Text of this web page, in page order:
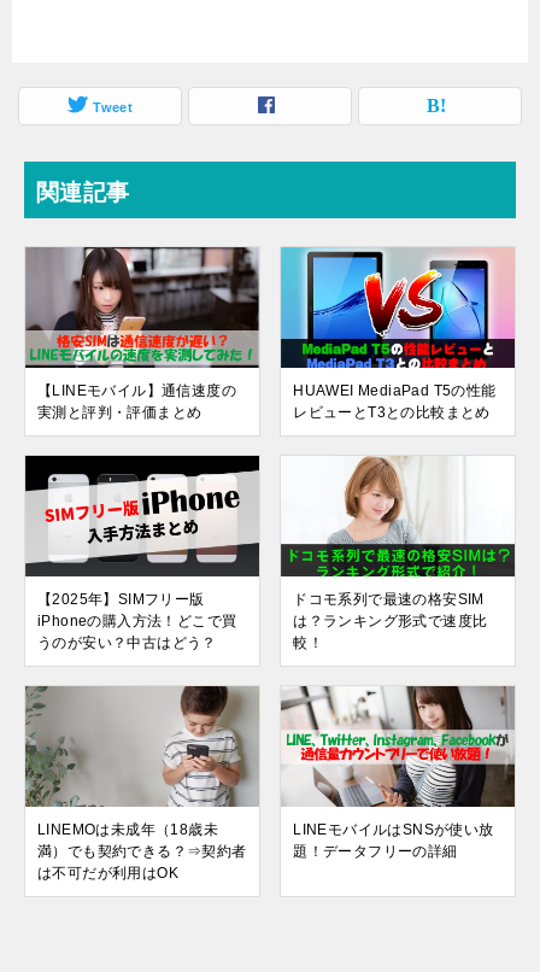
Tweet
関連記事
【LINEモバイル】通信速度の
実測と評判・評価まとめ
HUAWEI MediaPad T5の性能
レビューとT3との比較まとめ
【2025年】SIMフリー版
iPhoneの購入方法！どこで買
うのが安い？中古はどう？
ドコモ系列で最速の格安SIM
は？ランキング形式で速度比
較！
LINEMOは未成年（18歳未
満）でも契約できる？⇒契約者
は不可だが利用はOK
LINEモバイルはSNSが使い放
題！データフリーの詳細